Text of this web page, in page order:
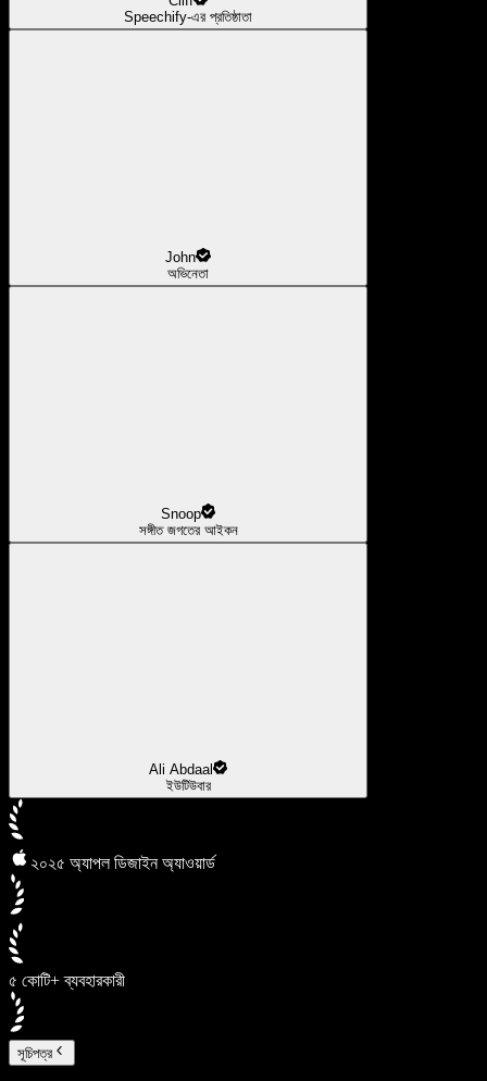
Speechify-এর প্রতিষ্ঠাতা
John
অভিনেতা
Snoop
সঙ্গীত জগতের আইকন
Ali Abdaal
ইউটিউবার
২০২৫ অ্যাপল ডিজাইন অ্যাওয়ার্ড
৫ কোটি+ ব্যবহারকারী
সূচিপত্র